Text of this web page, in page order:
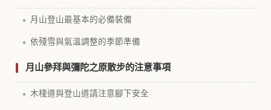
月山登山最基本的必備裝備
依殘雪與氣溫調整的季節準備
月山參拜與彌陀之原散步的注意事項
木棧道與登山道請注意腳下安全